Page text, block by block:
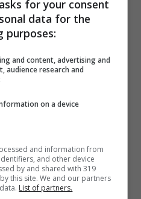
il contratto“, ha
si erano già messi
aspettare
for your consent
data for the
purposes:
and content, advertising and
audience research and
on a device
and information from
and other device
by and shared with 319
this site. We and our partners
List of partners.